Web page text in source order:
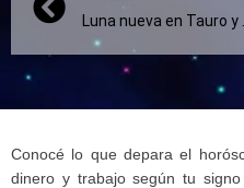
Conocé lo que depara el
dinero y trabajo según tu